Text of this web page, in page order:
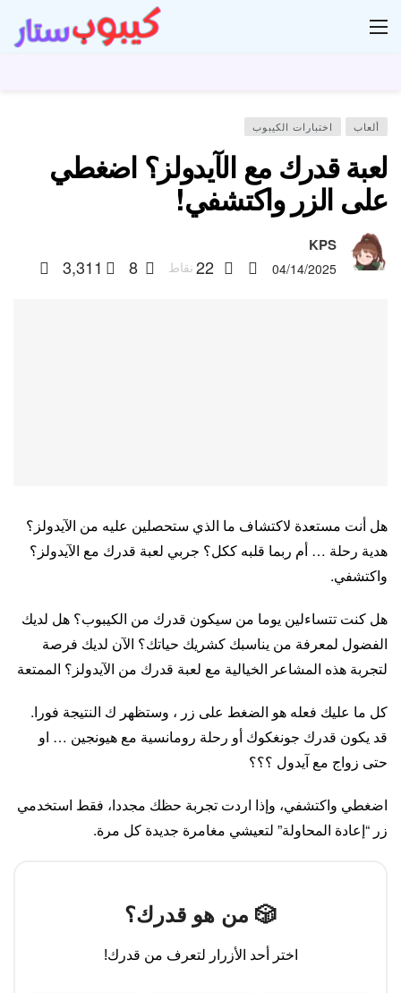
ألعاب اختبارات الكيبوب
لعبة قدرك مع الآيدولز؟ اضغطي
على الزر واكتشفي!
KPS
04/14/2025
22 نقاط 8
3,311
هل أنت مستعدة لاكتشاف ما الذي ستحصلين عليه من الآيدولز؟
هدية رحلة … أم ربما قلبه ككل؟ جربي لعبة قدرك مع الآيدولز؟
واكتشفي.
هل كنت تتساءلين يوما من سيكون قدرك من الكيبوب؟ هل لديك
الفضول لمعرفة من يناسبك كشريك حياتك؟ الآن لديك فرصة
لتجربة هذه المشاعر الخيالية مع لعبة قدرك من الآيدولز؟ الممتعة
كل ما عليك فعله هو الضغط على زر ، وستظهر ك النتيجة فورا.
قد يكون قدرك جونغكوك أو رحلة رومانسية مع هيونجين … او
حتى زواج مع آيدول ؟؟؟
اضغطي واكتشفي، وإذا اردت تجربة حظك مجددا، فقط استخدمي
زر “إعادة المحاولة” لتعيشي مغامرة جديدة كل مرة.
🎲 من هو قدرك؟
اختر أحد الأزرار لتعرف من قدرك!